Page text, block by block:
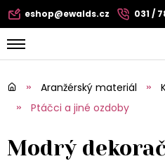
eshop@ewalds.cz 031 /
Aranžérský materiál
Ptáčci a jiné ozdoby
Modrý